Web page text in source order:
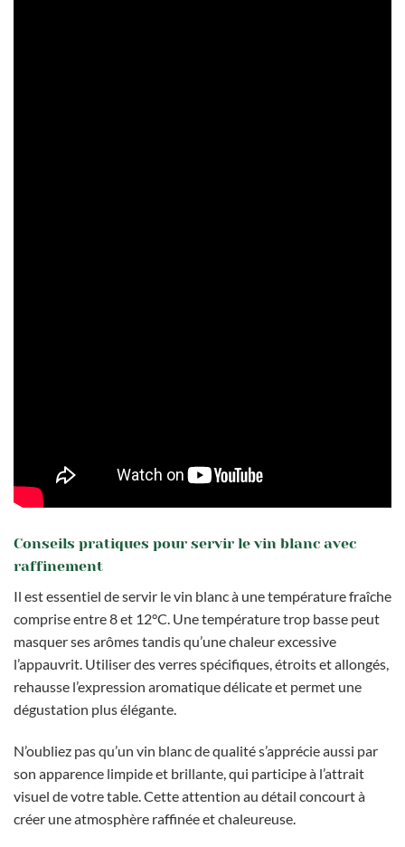
Conseils pratiques pour servir le vin blanc avec
raffinement
Il est essentiel de servir le vin blanc à une température fraîche
comprise entre 8 et 12°C. Une température trop basse peut
masquer ses arômes tandis qu’une chaleur excessive
l’appauvrit. Utiliser des verres spécifiques, étroits et allongés,
rehausse l’expression aromatique délicate et permet une
dégustation plus élégante.
N’oubliez pas qu’un vin blanc de qualité s’apprécie aussi par
son apparence limpide et brillante, qui participe à l’attrait
visuel de votre table. Cette attention au détail concourt à
créer une atmosphère raffinée et chaleureuse.